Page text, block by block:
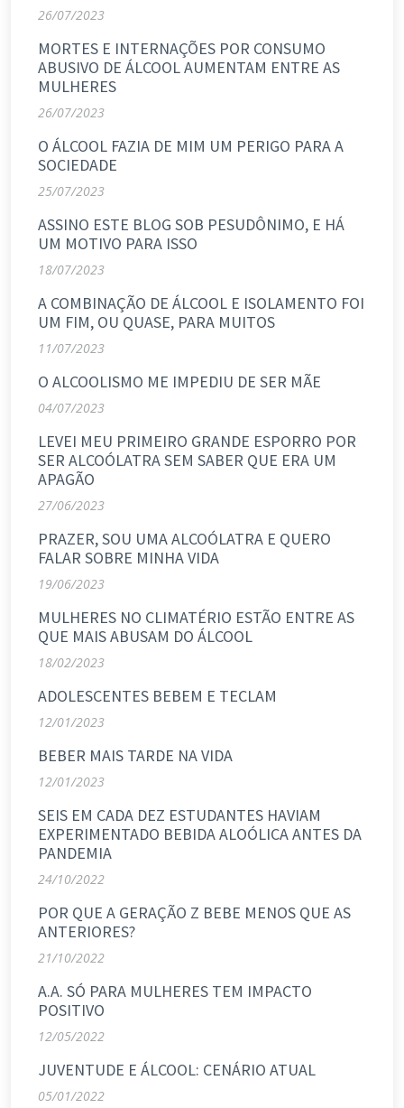
26/07/2023
MORTES E INTERNAÇÕES POR CONSUMO
ABUSIVO DE ÁLCOOL AUMENTAM ENTRE AS
MULHERES
26/07/2023
O ÁLCOOL FAZIA DE MIM UM PERIGO PARA A
SOCIEDADE
25/07/2023
ASSINO ESTE BLOG SOB PESUDÔNIMO, E HÁ
UM MOTIVO PARA ISSO
18/07/2023
A COMBINAÇÃO DE ÁLCOOL E ISOLAMENTO FOI
UM FIM, OU QUASE, PARA MUITOS
11/07/2023
O ALCOOLISMO ME IMPEDIU DE SER MÃE
04/07/2023
LEVEI MEU PRIMEIRO GRANDE ESPORRO POR
SER ALCOÓLATRA SEM SABER QUE ERA UM
APAGÃO
27/06/2023
PRAZER, SOU UMA ALCOÓLATRA E QUERO
FALAR SOBRE MINHA VIDA
19/06/2023
MULHERES NO CLIMATÉRIO ESTÃO ENTRE AS
QUE MAIS ABUSAM DO ÁLCOOL
18/02/2023
ADOLESCENTES BEBEM E TECLAM
12/01/2023
BEBER MAIS TARDE NA VIDA
12/01/2023
SEIS EM CADA DEZ ESTUDANTES HAVIAM
EXPERIMENTADO BEBIDA ALOÓLICA ANTES DA
PANDEMIA
24/10/2022
POR QUE A GERAÇÃO Z BEBE MENOS QUE AS
ANTERIORES?
21/10/2022
A.A. SÓ PARA MULHERES TEM IMPACTO
POSITIVO
12/05/2022
JUVENTUDE E ÁLCOOL: CENÁRIO ATUAL
05/01/2022